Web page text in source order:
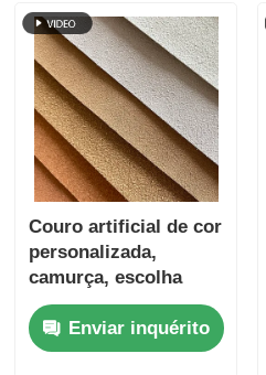
Couro artificial de cor
personalizada,
camurça, escolha
ecológica
Enviar inquérito